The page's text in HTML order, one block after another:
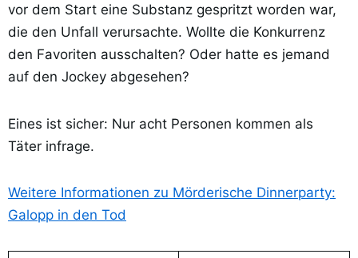
vor dem Start eine Substanz gespritzt worden war,
die den Unfall verursachte. Wollte die Konkurrenz
den Favoriten ausschalten? Oder hatte es jemand
auf den Jockey abgesehen?
Eines ist sicher: Nur acht Personen kommen als
Täter infrage.
Weitere Informationen zu Mörderische Dinnerparty:
Galopp in den Tod